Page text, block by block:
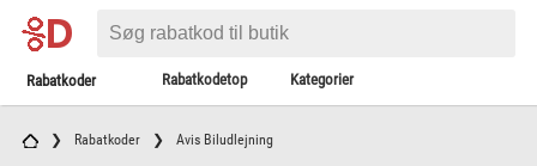
Rabatkoder Rabatkodetop Kategorier
Rabatkoder Avis Biludlejning